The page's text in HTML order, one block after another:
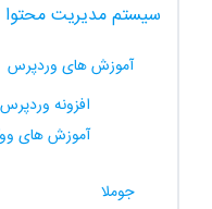
سیستم مدیریت محتوا
آموزش های وردپرس
افزونه وردپرس
آموزش های
جوملا